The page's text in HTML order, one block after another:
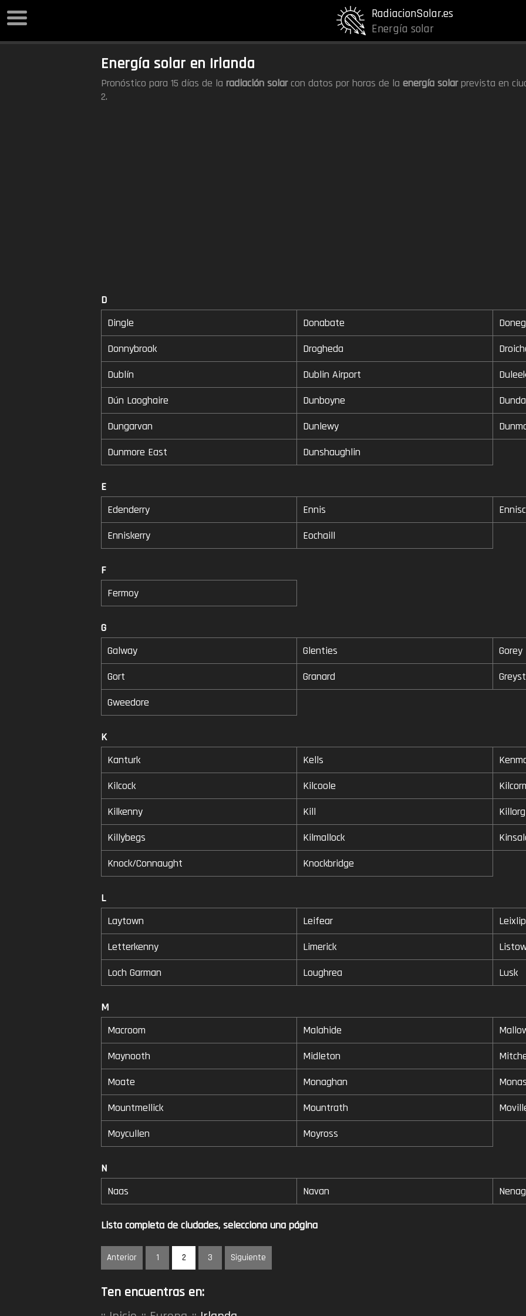
RadiacionSolar.es
Energía solar
Energía solar en Irlanda
Pronóstico para 15 días de la radiación solarcon datos por horas de la energía solarprevista en
2.
D
Dingle
Donabate
Donnybrook
Drogheda
Dublín
Dublin Airport
Dún Laoghaire
Dunboyne
Dungarvan
Dunlewy
Dunmore East
Dunshaughlin
E
Edenderry
Ennis
Enniskerry
Eochaill
F
Fermoy
G
Galway
Glenties
Gorey
Gort
Granard
Gweedore
K
Kanturk
Kells
Kilcock
Kilcoole
Kilkenny
Kill
Killybegs
Kilmallock
Knock/Connaught
Knockbridge
L
Laytown
Leifear
Leixlip
Letterkenny
Limerick
Loch Garman
Loughrea Lusk
M
Macroom
Malahide
Maynooth
Midleton
Moate
Monaghan
Mountmellick
Mountrath
Moycullen
Moyross
N
Naas
Navan
Lista completa de ciudades, selecciona una página
Anterior 1 2 3 Siguiente
Ten encuentras en: